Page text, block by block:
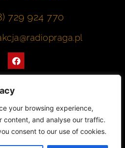
your browsing experience,
content, and analyse our traffic.
consent to our use of cookies.
729 924 770
F
a
c
o
k
Warszawskiej Pragi
Reserved. Radiopraga.pl
tomasz-kaminski.pl